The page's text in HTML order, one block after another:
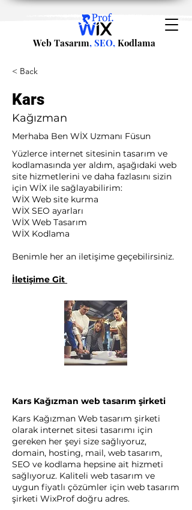
Web Tasarım, SEO, Kodlama
< Back
Kars
Kağızman
Merhaba Ben WİX Uzmanı Füsun
Yüzlerce internet sitesinin tasarım ve
kodlamasında yer aldım, aşağıdaki web
site hizmetlerini ve daha fazlasını sizin
için WİX ile sağlayabilirim:​ ​
WİX Web site kurma
WİX SEO ayarları
WİX Web Tasarım
WİX Kodlama ​
Benimle her an iletişime geçebilirsiniz.
İletişime Git
Kars Kağızman web tasarım şirketi
Kars Kağızman Web tasarım şirketi
olarak internet sitesi tasarımı için
gereken her şeyi size sağlıyoruz,
domain, hosting, mail, web tasarım,
SEO ve kodlama hepsine ait hizmeti
sağlıyoruz. Kaliteli web tasarım ve
uygun fiyatlı çözümler için web tasarım
şirketi WixProf doğru adres.